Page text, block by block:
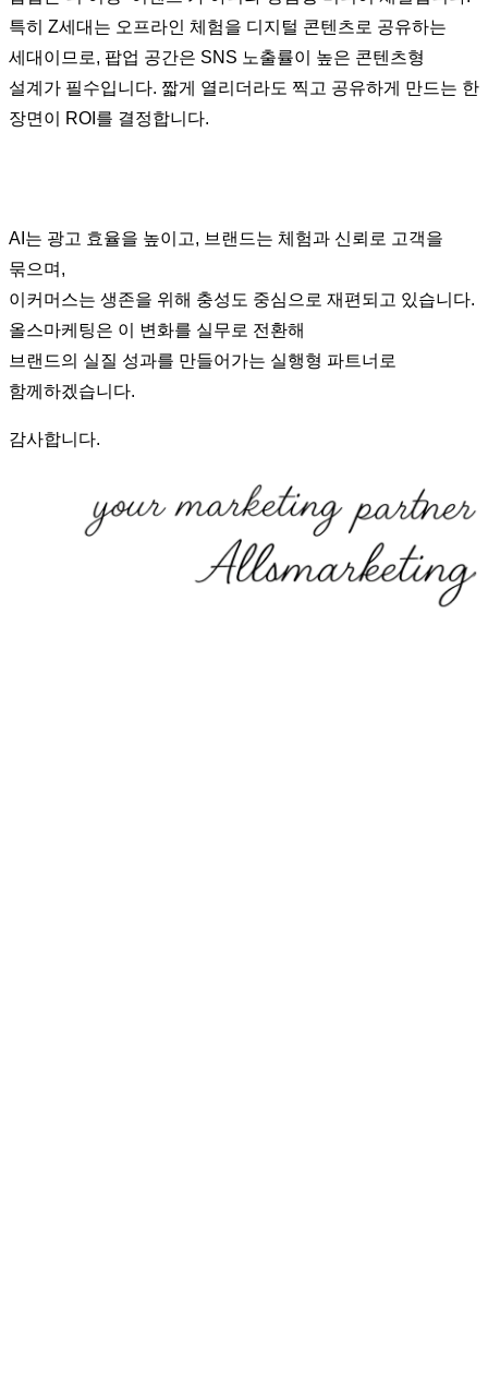
특히 Z세대는 오프라인 체험을 디지털 콘텐츠로 공유하는
세대이므로, 팝업 공간은 SNS 노출률이 높은 콘텐츠형
설계가 필수입니다. 짧게 열리더라도 찍고 공유하게 만드는 한
장면이 ROI를 결정합니다.
AI는 광고 효율을 높이고, 브랜드는 체험과 신뢰로 고객을
묶으며,
이커머스는 생존을 위해 충성도 중심으로 재편되고 있습니다.
올스마케팅은 이 변화를 실무로 전환해
브랜드의 실질 성과를 만들어가는 실행형 파트너로
함께하겠습니다.
감사합니다.